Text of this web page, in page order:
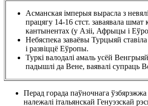
Асманская імперыя вырасла з
працягу 14-16 стст. заваявала шмат
кантынентах (у Азіі, Афрыцы і
Небяспека заваёвы Турцыяй
і развіццё Еўропы.
Туркі валодалі амаль усёй
падышлі да Вене, ваявалі супраць
Перад горада паўночнага
належалі італьянскай Генуэзскай